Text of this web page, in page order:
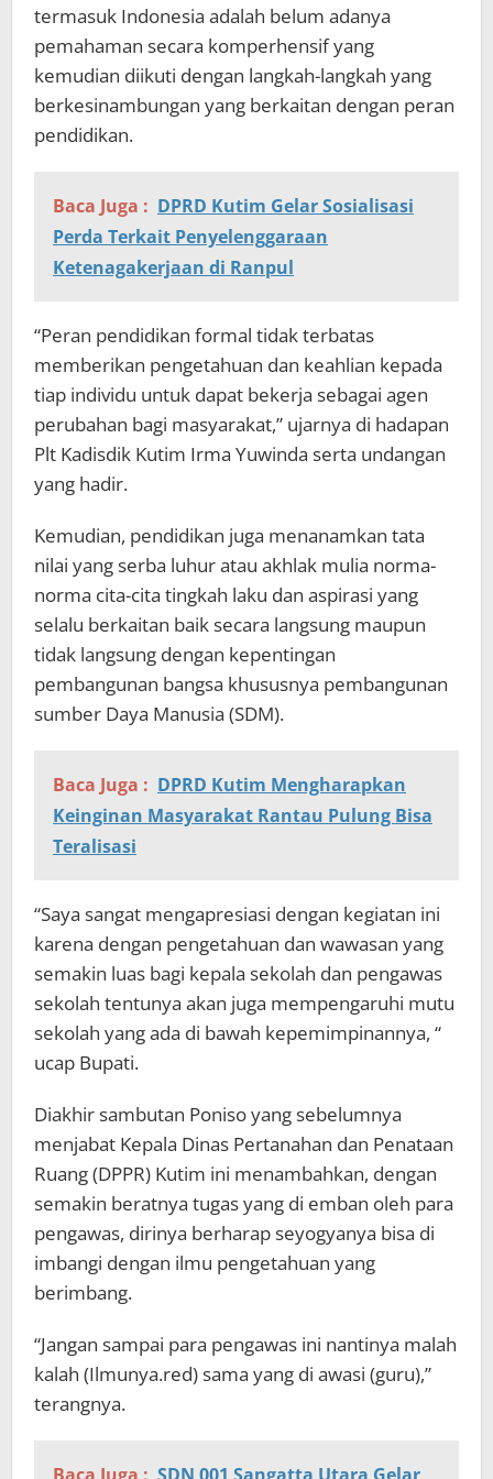
termasuk Indonesia adalah belum adanya
pemahaman secara komperhensif yang
kemudian diikuti dengan langkah-langkah yang
berkesinambungan yang berkaitan dengan peran
pendidikan.
Baca Juga : DPRD Kutim Gelar Sosialisasi
Perda Terkait Penyelenggaraan
Ketenagakerjaan di Ranpul
“Peran pendidikan formal tidak terbatas
memberikan pengetahuan dan keahlian kepada
tiap individu untuk dapat bekerja sebagai agen
perubahan bagi masyarakat,” ujarnya di hadapan
Plt Kadisdik Kutim Irma Yuwinda serta undangan
yang hadir.
Kemudian, pendidikan juga menanamkan tata
nilai yang serba luhur atau akhlak mulia norma-
norma cita-cita tingkah laku dan aspirasi yang
selalu berkaitan baik secara langsung maupun
tidak langsung dengan kepentingan
pembangunan bangsa khususnya pembangunan
sumber Daya Manusia (SDM).
Baca Juga : DPRD Kutim Mengharapkan
Keinginan Masyarakat Rantau Pulung Bisa
Teralisasi
“Saya sangat mengapresiasi dengan kegiatan ini
karena dengan pengetahuan dan wawasan yang
semakin luas bagi kepala sekolah dan pengawas
sekolah tentunya akan juga mempengaruhi mutu
sekolah yang ada di bawah kepemimpinannya, “
ucap Bupati.
Diakhir sambutan Poniso yang sebelumnya
menjabat Kepala Dinas Pertanahan dan Penataan
Ruang (DPPR) Kutim ini menambahkan, dengan
semakin beratnya tugas yang di emban oleh para
pengawas, dirinya berharap seyogyanya bisa di
imbangi dengan ilmu pengetahuan yang
berimbang.
“Jangan sampai para pengawas ini nantinya malah
kalah (Ilmunya.red) sama yang di awasi (guru),”
terangnya.